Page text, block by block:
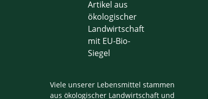
Viele unserer Lebensmittel stammen
aus ökologischer Landwirtschaft und